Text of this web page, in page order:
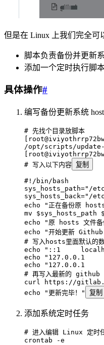
但是在 Linux 上我们完全可
脚本负责备份并更新
添加一个定时执行脚
具体操作#
编写备份更新系统
# 先找个目录放脚本
/opt/scripts/
# 写入以下内容 复制
#!/bin/bash
sys_hosts_path=" /
sys_hosts_back=" /
echo " 正在备份原
mv $sys_hosts_path
echo " 原 hosts 文件备
echo "开始更新
# 写入hosts里面默认的
echo " ::1
echo " 127.0.0.1
echo " 127.0.0.1
# 再写入最新的
curl https://
echo "更新完毕！ " 复制
添加系统定时任务
# 进入编辑 Linux 定时
crontab -e